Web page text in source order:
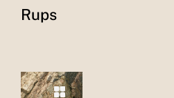
Rups